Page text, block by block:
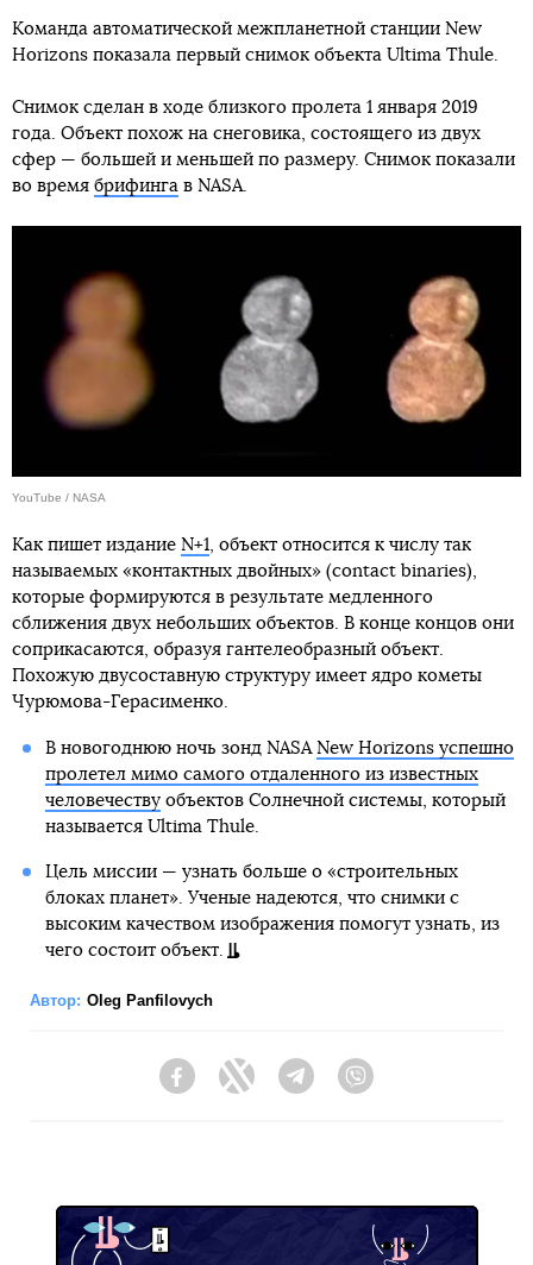
Команда автоматической межпланетной станции New
Horizons показала первый снимок объекта Ultima Thule.
Снимок сделан в ходе близкого пролета 1 января 2019
года. Объект похож на снеговика, состоящего из двух
сфер — большей и меньшей по размеру. Снимок показали
во время брифинга в NASA.
YouTube / NASA
Как пишет издание N+1, объект относится к числу так
называемых «контактных двойных» (contact binaries),
которые формируются в результате медленного
сближения двух небольших объектов. В конце концов они
соприкасаются, образуя гантелеобразный объект.
Похожую двусоставную структуру имеет ядро кометы
Чурюмова-Герасименко.
В новогоднюю ночь зонд NASA New Horizons успешно
пролетел мимо самого отдаленного из известных
человечествуобъектов Солнечной системы, который
называется Ultima Thule.
Цель миссии — узнать больше о «строительных
блоках планет». Ученые надеются, что снимки с
высоким качеством изображения помогут узнать, из
чего состоит объект.
Автор: Oleg Panfilovych
FacebookTwitter Telegram